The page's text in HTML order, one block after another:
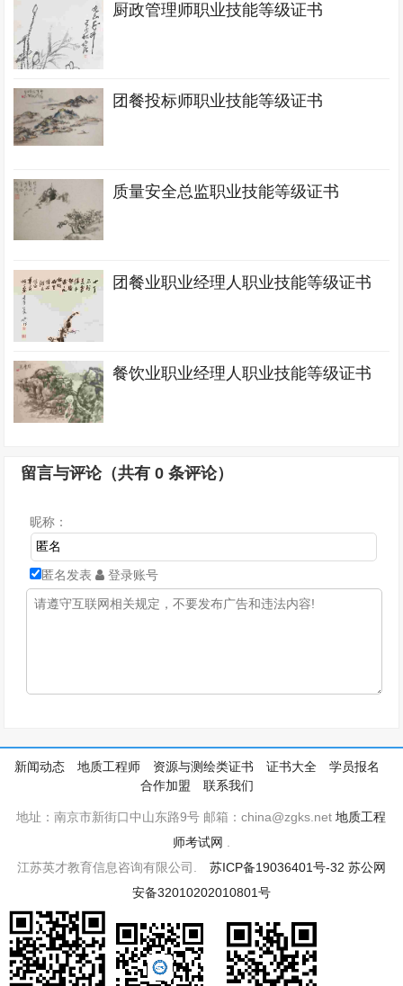
厨政管理师职业技能等级证书
团餐投标师职业技能等级证书
质量安全总监职业技能等级证书
团餐业职业经理人职业技能等级证书
餐饮业职业经理人职业技能等级证书
留言与评论（共有0 条评论）
昵称：
匿名发表 登录账号
新闻动态 地质工程师 资源与测绘类证书 证书大全
学员报名
合作加盟
联系我们
地址：南京市新街口中山东路9号 邮箱：china@zgks.net地质工程
师考试网
江苏英才教育信息咨询有限公司. 苏ICP备19036401号-32 苏公网
安备32010202010801号